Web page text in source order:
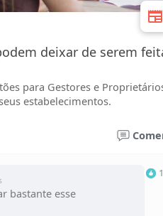
deixar de serem
para Gestores e
estabelecimentos.
bastante esse
1